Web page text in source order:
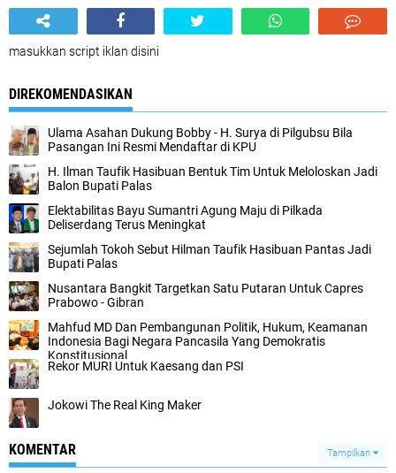
masukkan script iklan disini
DIREKOMENDASIKAN
Ulama Asahan Dukung Bobby - H. Surya di Pilgubsu Bila
Pasangan Ini Resmi Mendaftar di KPU
H. Ilman Taufik Hasibuan Bentuk Tim Untuk Meloloskan Jadi
Balon Bupati Palas
Elektabilitas Bayu Sumantri Agung Maju di Pilkada
Deliserdang Terus Meningkat
Sejumlah Tokoh Sebut Hilman Taufik Hasibuan Pantas Jadi
Bupati Palas
Nusantara Bangkit Targetkan Satu Putaran Untuk Capres
Prabowo - Gibran
Mahfud MD Dan Pembangunan Politik, Hukum, Keamanan
Indonesia Bagi Negara Pancasila Yang Demokratis
Konstitusional
Rekor MURI Untuk Kaesang dan PSI
Jokowi The Real King Maker
KOMENTAR Tampilkan